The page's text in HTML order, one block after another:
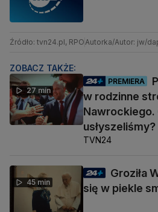
Źródło: tvn24.pl, RPOAutorka/Autor: jw/
ZOBACZ TAKŻE:
27 min
PREMIERA
w rodzinne
Nawrockiego.
usłyszeliśmy?
TVN24
45 min
Groziła
się w piekle